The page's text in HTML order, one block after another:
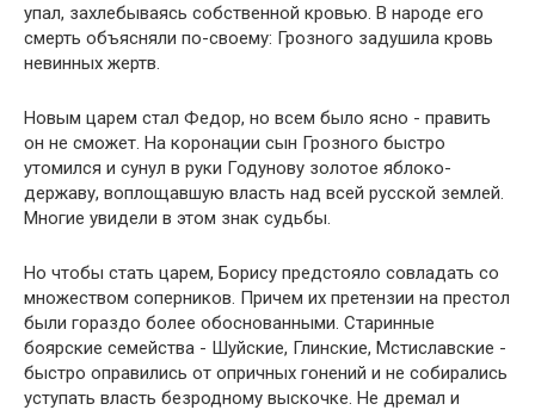
упал, захлебываясь собственной кровью. В народе его
смерть объясняли по-своему: Грозного задушила кровь
невинных жертв.
Новым царем стал Федор, но всем было ясно - править
он не сможет. На коронации сын Грозного быстро
утомился и сунул в руки Годунову золотое яблоко-
державу, воплощавшую власть над всей русской землей.
Многие увидели в этом знак судьбы.
Но чтобы стать царем, Борису предстояло совладать со
множеством соперников. Причем их претензии на престол
были гораздо более обоснованными. Старинные
боярские семейства - Шуйские, Глинские, Мстиславские -
быстро оправились от опричных гонений и не собирались
уступать власть безродному выскочке. Не дремал и